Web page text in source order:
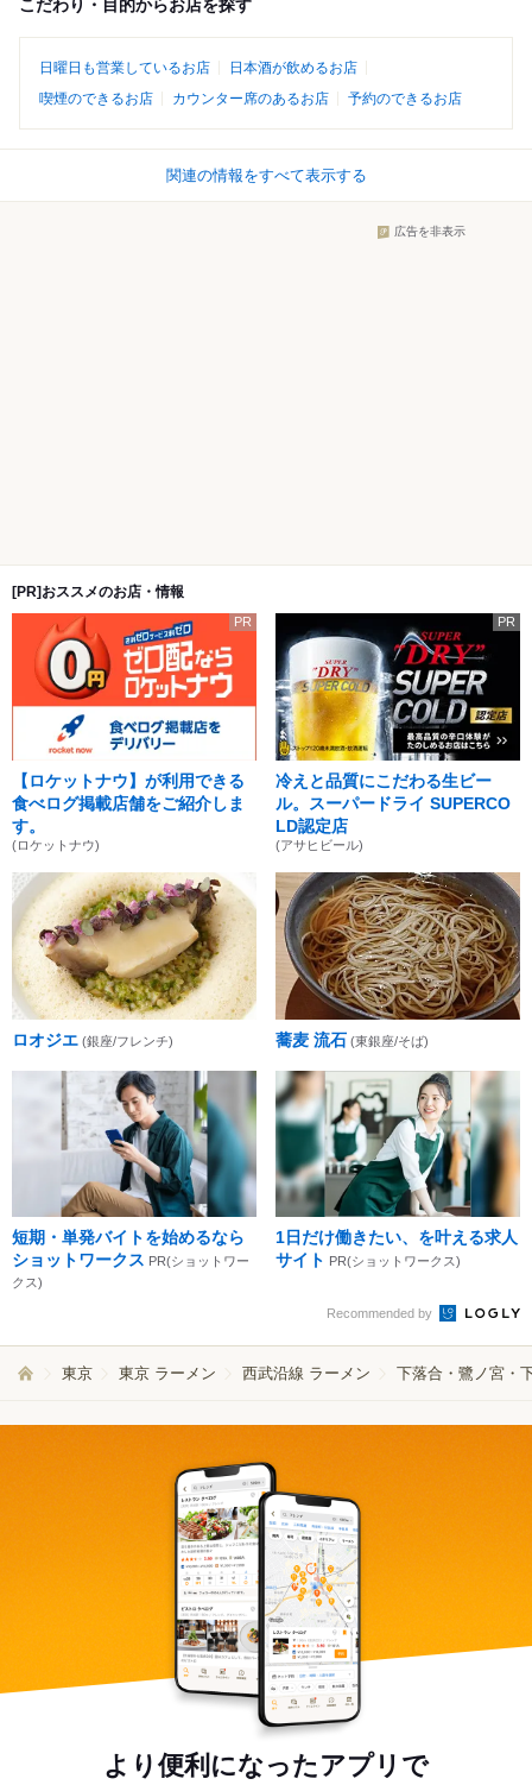
こだわり・目的からお店を探す
日曜日も営業しているお店
日本酒が飲めるお店
喫煙のできるお店
カウンター席のあるお店 予約のできるお店
関連の情報をすべて表示する
広告を非表示
[PR]おススメのお店・情報
PR
【ロケットナウ】が利用できる
食べログ掲載店舗をご紹介しま
す。
(ロケットナウ)
PR
冷えと品質にこだわる生ビー
ル。スーパードライ SUPERCO
LD認定店
(アサヒビール)
ロオジエ (銀座/フレンチ) 蕎麦 流石 (東銀座/そば)
短期・単発バイトを始めるなら
ショットワークス PR(ショットワー
クス)
1日だけ働きたい、を叶える求人
サイト PR(ショットワークス)
Recommended by
東京 東京 ラーメン 西武沿線 ラーメン 下落合・鷺ノ宮・
より便利になったアプリで